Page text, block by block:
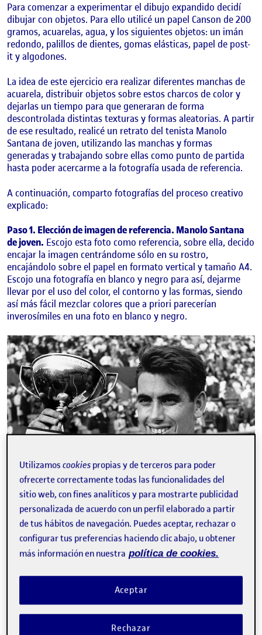
Para comenzar a experimentar el dibujo expandido decidí
dibujar con objetos. Para ello utilicé un papel Canson de 200
gramos, acuarelas, agua, y los siguientes objetos: un imán
redondo, palillos de dientes, gomas elásticas, papel de post-
it y algodones.
La idea de este ejercicio era realizar diferentes manchas de
acuarela, distribuir objetos sobre estos charcos de color y
dejarlas un tiempo para que generaran de forma
descontrolada distintas texturas y formas aleatorias. A partir
de ese resultado, realicé un retrato del tenista Manolo
Santana de joven, utilizando las manchas y formas
generadas y trabajando sobre ellas como punto de partida
hasta poder acercarme a la fotografía usada de referencia.
A continuación, comparto fotografías del proceso creativo
explicado:
Paso 1. Elección de imagen de referencia. Manolo Santana
de joven. Escojo esta foto como referencia, sobre ella, decido
encajar la imagen centrándome sólo en su rostro,
encajándolo sobre el papel en formato vertical y tamaño A4.
Escojo una fotografía en blanco y negro para así, dejarme
llevar por el uso del color, el contorno y las formas, siendo
así más fácil mezclar colores que a priori parecerían
inverosímiles en una foto en blanco y negro.
Paso 2. Charcos de color realizado con acuarelas.Escojo
Utilizamoscookies propias y de terceros para poder
ofrecerte correctamente todas las funcionalidades del
sitio web, con fines analíticos y para mostrarte publicidad
personalizada de acuerdo con un perfil elaborado a partir
de tus hábitos de navegación. Puedes aceptar, rechazar o
configurar tus preferencias haciendo clic abajo, u obtener
más información en nuestra política de cookies.
Rechazar
Aceptar